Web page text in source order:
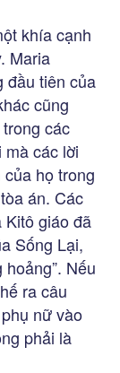
khía cạnh
Maria
đầu tiên của
cũng
các
các lời
họ trong
án. Các
Kitô giáo đã
Sống Lại,
Nếu
ra câu
nữ vào
phải là